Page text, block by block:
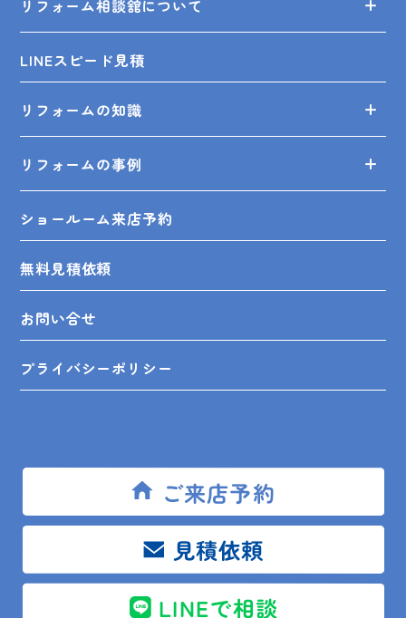
ご来店予約
見積依頼
LINEで相談
リフォーム相談舘について
LINEスピード見積
リフォームの知識
リフォームの事例
ショールーム来店予約
無料見積依頼
お問い合せ
プライバシーポリシー
〒292-0055 木更津市朝日3-10-9
館山店 〒294-0054 館山市湊510-1